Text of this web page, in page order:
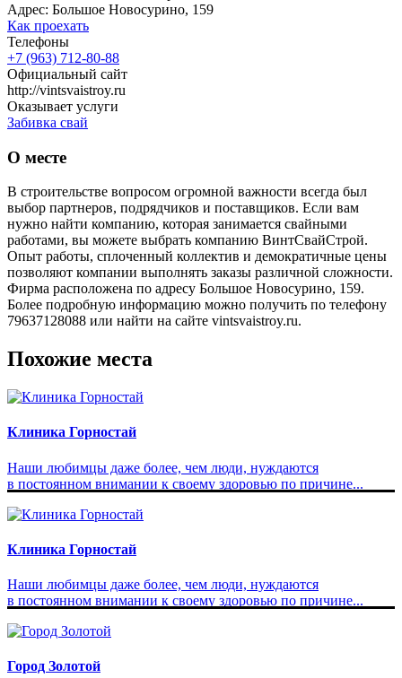
Адрес: Большое Новосурино, 159
Как проехать
Телефоны
+7 (963) 712-80-88
Официальный сайт
http://vintsvaistroy.ru
Оказывает услуги
Забивка свай
О месте
В строительстве вопросом огромной важности всегда был
выбор партнеров, подрядчиков и поставщиков. Если вам
нужно найти компанию, которая занимается свайными
работами, вы можете выбрать компанию ВинтСвайСтрой.
Опыт работы, сплоченный коллектив и демократичные цены
позволяют компании выполнять заказы различной сложности.
Фирма расположена по адресу Большое Новосурино, 159.
Более подробную информацию можно получить по телефону
79637128088 или найти на сайте vintsvaistroy.ru.
Похожие места
Клиника Горностай
Наши любимцы даже более, чем люди, нуждаются
в постоянном внимании к своему здоровью по причине...
Клиника Горностай
Наши любимцы даже более, чем люди, нуждаются
в постоянном внимании к своему здоровью по причине...
Город Золотой